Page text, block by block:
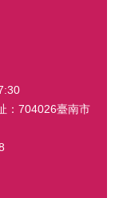
：704026臺南市